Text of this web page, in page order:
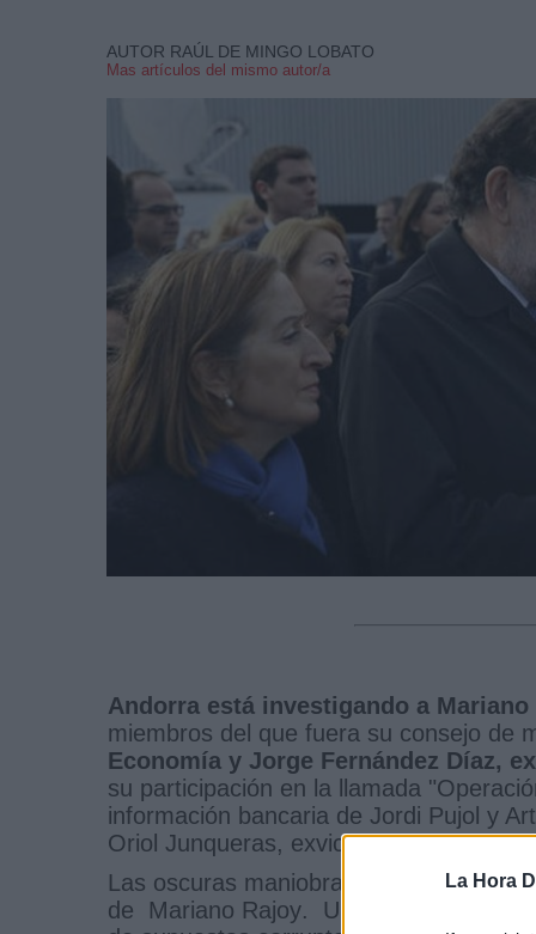
La Hora
AUTOR RAÚL DE MINGO LOBATO
Mas artículos del mismo autor/a
Andorra está investigando a Mariano
miembros del que fuera su consejo de
Economía y Jorge Fernández Díaz,
su participación en la llamada
información bancaria de Jordi Pujol y
Oriol Junqueras, exvicepresidente.
Las oscuras maniobras para policiales
de Mariano Rajoy. Un grupo secreto